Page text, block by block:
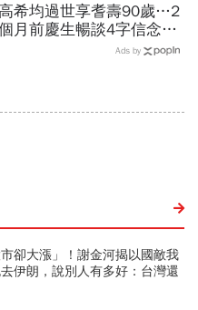
希均過世享耆壽90歲…2
月前慶生暢談4字信念，
回憶錄給讀者忠告：自求多
Ads by
卻大漲」！謝金河揭以國敵我
伊朗，說別人有多好：台灣還